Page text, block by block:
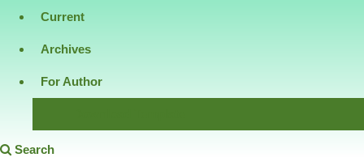
Current
Archives
For Author
Search